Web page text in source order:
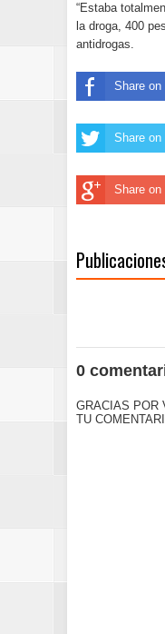
“Estaba
la droga, 400
antidrogas.
Share on
Share on
Share on
0
GRACIAS POR
TU